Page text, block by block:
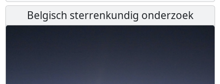
Belgisch sterrenkundig onderzoek